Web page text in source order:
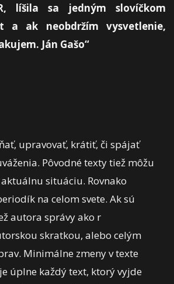
líšila sa jedným slovíčkom
a ak neobdržím vysvetlenie,
Ján Gašo“
upravovať, krátiť, či spájať
Pôvodné texty tiež môžu
situáciu. Rovnako
na celom svete. Ak sú
autora správy ako r
skratkou, alebo celým
Minimálne zmeny v texte
úplne každý text, ktorý vyjde